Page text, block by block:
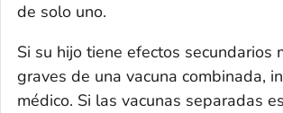
de solo uno.
Si su hijo tiene efectos secundarios
graves de una vacuna combinada,
médico. Si las vacunas separadas